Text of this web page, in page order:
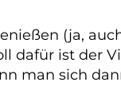
(ja,
dafür ist der
man sich